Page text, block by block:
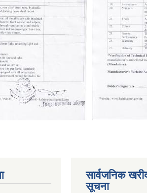
सार्वजनिक
सूचना